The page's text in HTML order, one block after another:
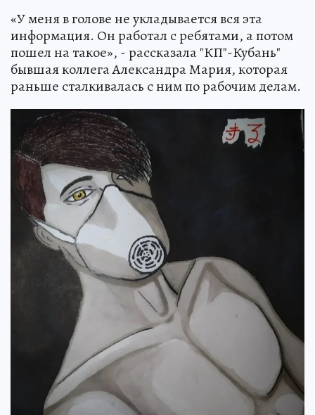
«У меня в голове не укладывается вся эта
информация. Он работал с ребятами, а потом
пошел на такое», - рассказала "КП"-Кубань"
бывшая коллега Александра Мария, которая
раньше сталкивалась с ним по рабочим делам.